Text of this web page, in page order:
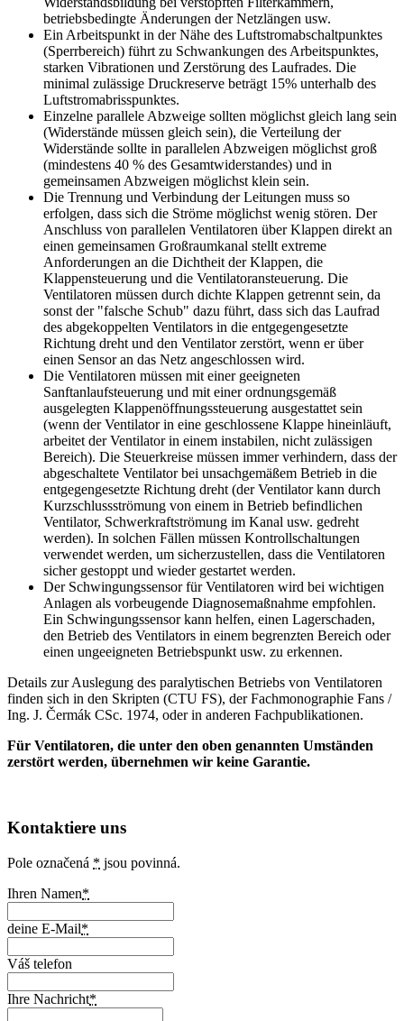
betriebsbedingte Änderungen der Netzlängen usw.
Ein Arbeitspunkt in der Nähe des Luftstromabschaltpunktes
(Sperrbereich) führt zu Schwankungen des Arbeitspunktes,
starken Vibrationen und Zerstörung des Laufrades. Die
minimal zulässige Druckreserve beträgt 15% unterhalb des
Luftstromabrisspunktes.
Einzelne parallele Abzweige sollten möglichst gleich lang sein
(Widerstände müssen gleich sein), die Verteilung der
Widerstände sollte in parallelen Abzweigen möglichst groß
(mindestens 40 % des Gesamtwiderstandes) und in
gemeinsamen Abzweigen möglichst klein sein.
Die Trennung und Verbindung der Leitungen muss so
erfolgen, dass sich die Ströme möglichst wenig stören. Der
Anschluss von parallelen Ventilatoren über Klappen direkt an
einen gemeinsamen Großraumkanal stellt extreme
Anforderungen an die Dichtheit der Klappen, die
Klappensteuerung und die Ventilatoransteuerung. Die
Ventilatoren müssen durch dichte Klappen getrennt sein, da
sonst der "falsche Schub" dazu führt, dass sich das Laufrad
des abgekoppelten Ventilators in die entgegengesetzte
Richtung dreht und den Ventilator zerstört, wenn er über
einen Sensor an das Netz angeschlossen wird.
Die Ventilatoren müssen mit einer geeigneten
Sanftanlaufsteuerung und mit einer ordnungsgemäß
ausgelegten Klappenöffnungssteuerung ausgestattet sein
(wenn der Ventilator in eine geschlossene Klappe hineinläuft,
arbeitet der Ventilator in einem instabilen, nicht zulässigen
Bereich). Die Steuerkreise müssen immer verhindern, dass der
abgeschaltete Ventilator bei unsachgemäßem Betrieb in die
entgegengesetzte Richtung dreht (der Ventilator kann durch
Kurzschlussströmung von einem in Betrieb befindlichen
Ventilator, Schwerkraftströmung im Kanal usw. gedreht
werden). In solchen Fällen müssen Kontrollschaltungen
verwendet werden, um sicherzustellen, dass die Ventilatoren
sicher gestoppt und wieder gestartet werden.
Der Schwingungssensor für Ventilatoren wird bei wichtigen
Anlagen als vorbeugende Diagnosemaßnahme empfohlen.
Ein Schwingungssensor kann helfen, einen Lagerschaden,
den Betrieb des Ventilators in einem begrenzten Bereich oder
einen ungeeigneten Betriebspunkt usw. zu erkennen.
Details zur Auslegung des paralytischen Betriebs von Ventilatoren
finden sich in den Skripten (CTU FS), der Fachmonographie Fans /
Ing. J. Čermák CSc. 1974, oder in anderen Fachpublikationen.
Für Ventilatoren, die unter den oben genannten Umständen
zerstört werden, übernehmen wir keine Garantie.
Kontaktiere uns
Pole označená * jsou povinná.
Ihren Namen*
deine E-Mail*
Váš telefon
Ihre Nachricht*